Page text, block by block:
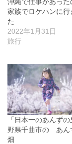
沖縄で仕事があった
家族でロケハンに行
た
2022年1月31日
旅行
「日本一のあんず
野県千曲市の あん
畑